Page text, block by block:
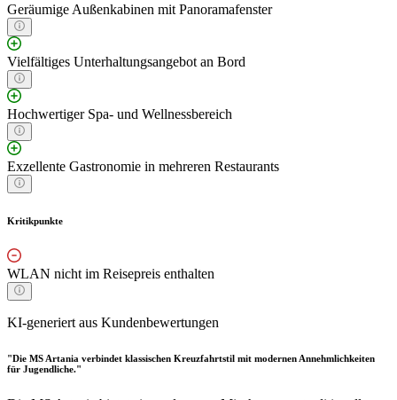
Geräumige Außenkabinen mit Panoramafenster
Vielfältiges Unterhaltungsangebot an Bord
Hochwertiger Spa- und Wellnessbereich
Exzellente Gastronomie in mehreren Restaurants
Kritikpunkte
WLAN nicht im Reisepreis enthalten
KI-generiert aus Kundenbewertungen
"Die MS Artania verbindet klassischen Kreuzfahrtstil mit modernen Annehmlichkeiten
für Jugendliche."